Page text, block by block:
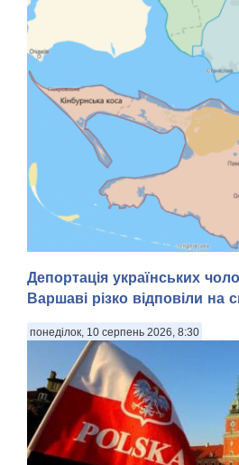
Сили оборони перерізали логістику
Кінбурнському півострові на
ЗСУ, півострів перебуває під
а противник намагається втекти з
боєприпасів, пального та
Депортація українських
Варшаві різко відповіли на
понеділок, 10 серпень 2026, 8:30